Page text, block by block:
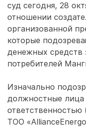
суд сегодня, 28
отношении
организованной
которые
денежных средств
потребителей
Изначально
должностные лица
ТОО